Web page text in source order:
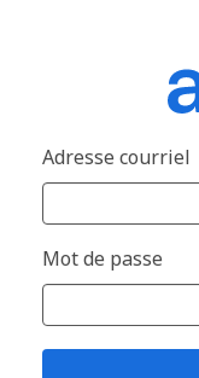
Adresse courriel
Mot de passe